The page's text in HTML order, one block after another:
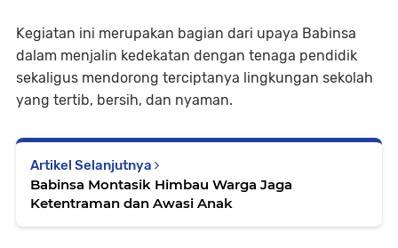
Kegiatan ini merupakan bagian dari upaya Babinsa
dalam menjalin kedekatan dengan tenaga pendidik
sekaligus mendorong terciptanya lingkungan sekolah
yang tertib, bersih, dan nyaman.
Artikel Selanjutnya
Babinsa Montasik Himbau Warga Jaga
Ketentraman dan Awasi Anak